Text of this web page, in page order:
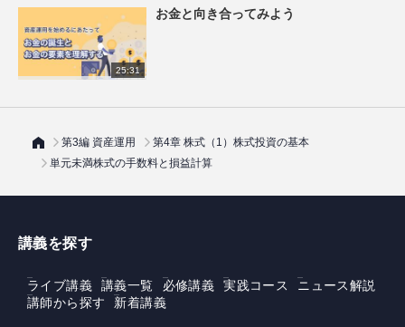
25:31
お金と向き合ってみよう
第3編 資産運用
第4章 株式（1）株式投資の基本
単元未満株式の手数料と損益計算
講義を探す
ライブ講義 講義一覧 必修講義 実践コース
ニュース解説
講師から探す
新着講義